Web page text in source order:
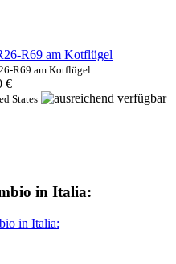
R69 am Kotflügel
€
States
in Italia:
in Italia: